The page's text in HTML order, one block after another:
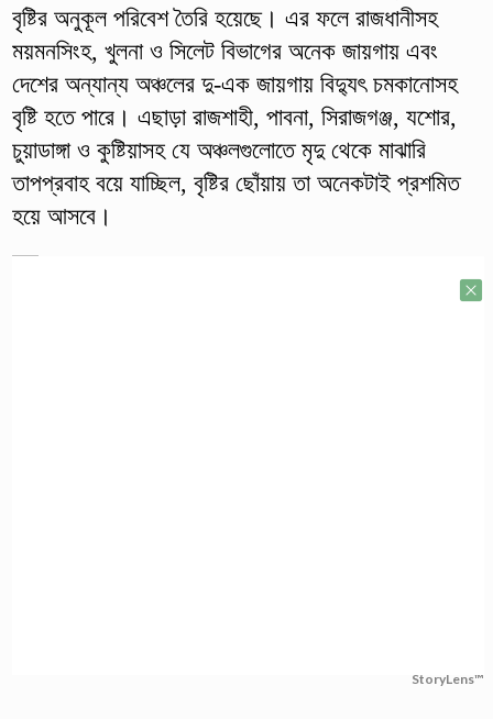
বৃষ্টির অনুকূল পরিবেশ তৈরি হয়েছে। এর ফলে রাজধানীসহ
ময়মনসিংহ, খুলনা ও সিলেট বিভাগের অনেক জায়গায় এবং
দেশের অন্যান্য অঞ্চলের দু-এক জায়গায় বিদ্যুৎ চমকানোসহ
বৃষ্টি হতে পারে। এছাড়া রাজশাহী, পাবনা, সিরাজগঞ্জ, যশোর,
চুয়াডাঙ্গা ও কুষ্টিয়াসহ যে অঞ্চলগুলোতে মৃদু থেকে মাঝারি
তাপপ্রবাহ বয়ে যাচ্ছিল, বৃষ্টির ছোঁয়ায় তা অনেকটাই প্রশমিত
হয়ে আসবে।
StoryLens™